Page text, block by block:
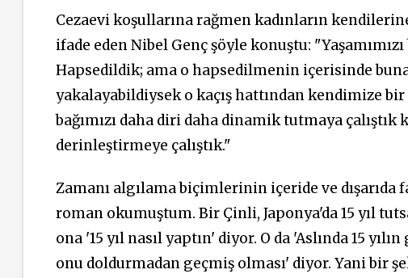
Cezaevi koşullarına rağmen kadınların
ifade eden Nibel Genç şöyle konuştu:
Hapsedildik; ama o hapsedilmenin içerisinde
yakalayabildiysek o kaçış hattından kendimize
bağımızı daha diri daha dinamik tutmaya
derinleştirmeye çalıştık."
Zamanı algılama biçimlerinin içeride ve
roman okumuştum. Bir Çinli, Japonya'da 15 yıl
ona '15 yıl nasıl yaptın' diyor. O da 'Aslında 15
onu doldurmadan geçmiş olması' diyor. Yani bir